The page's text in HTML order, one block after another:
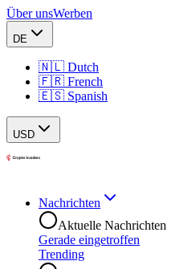
Über unsWerben
DE
🇳🇱 Dutch
🇫🇷 French
🇪🇸 Spanish
USD
Nachrichten
Aktuelle Nachrichten
Gerade eingetroffen
Trending